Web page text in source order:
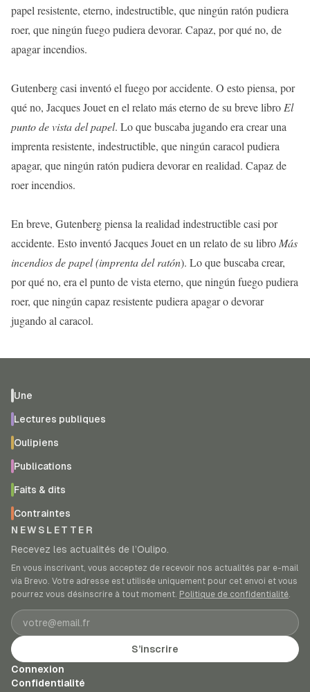
papel resistente, eterno, indestructible, que ningún ratón pudiera
roer, que ningún fuego pudiera devorar. Capaz, por qué no, de
apagar incendios.
Gutenberg casi inventó el fuego por accidente. O esto piensa, por
qué no, Jacques Jouet en el relato más eterno de su breve libro El
punto de vista del papel. Lo que buscaba jugando era crear una
imprenta resistente, indestructible, que ningún caracol pudiera
apagar, que ningún ratón pudiera devorar en realidad. Capaz de
roer incendios.
En breve, Gutenberg piensa la realidad indestructible casi por
accidente. Esto inventó Jacques Jouet en un relato de su libro Más
incendios de papel (imprenta del ratón). Lo que buscaba crear,
por qué no, era el punto de vista eterno, que ningún fuego pudiera
roer, que ningún capaz resistente pudiera apagar o devorar
jugando al caracol.
Une
Lectures publiques
Oulipiens
Publications
Faits & dits
Contraintes
NEWSLETTER
Recevez les actualités de l’Oulipo.
En vous inscrivant, vous acceptez de recevoir nos actualités par e-mail
via Brevo. Votre adresse est utilisée uniquement pour cet envoi et vous
pourrez vous désinscrire à tout moment. Politique de confidentialité.
Adresse e-mail
S’inscrire
Connexion
Confidentialité